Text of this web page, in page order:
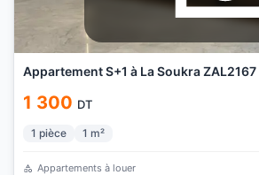
Appartement S+1 à La Soukra ZAL2167
1 300 DT
1 pièce 1 m²
Appartements à louer